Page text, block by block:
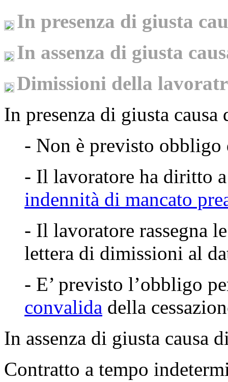
In presenza di giusta
In assenza di giusta
Dimissioni della
In presenza di giusta
- Non è previsto obbligo
- Il lavoratore ha diritto
indennità di mancato
- Il lavoratore rassegna
lettera di dimissioni al
- E’ previsto l’obbligo
convalida della
In assenza di giusta causa
Contratto a tempo